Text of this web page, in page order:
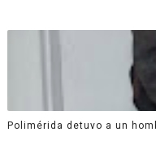
Polimérida detuvo a un